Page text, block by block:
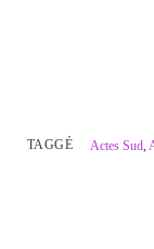
TAGGÉ Actes Sud,